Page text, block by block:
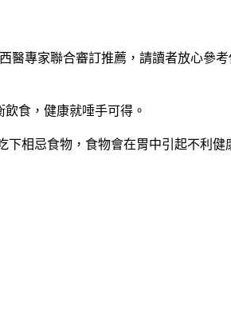
醫專家聯合審訂推薦，請讀者放心參
食，健康就唾手可得。
相忌食物，食物會在胃中引起不利健